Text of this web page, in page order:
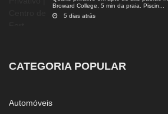
Broward College, 5 min da praia. Piscin...
5 dias atrás
CATEGORIA POPULAR
Automóveis